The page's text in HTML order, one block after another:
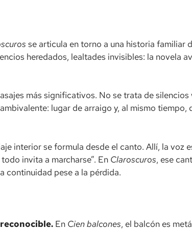
se articula en torno a una historia familiar
heredados, lealtades invisibles: la novela
más significativos. No se trata de
lugar de arraigo y, al mismo
interior se formula desde el canto. Allí, la voz
invita a marcharse”. En Claroscuros, ese
continuidad pese a la pérdida.
En Cien balcones, el balcón es